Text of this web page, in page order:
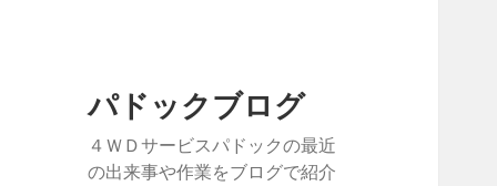
パドックブログ
４ＷＤサービスパドックの最近
の出来事や作業をブログで紹介